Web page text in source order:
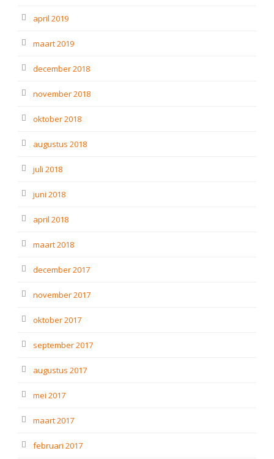
april 2019
maart 2019
december 2018
november 2018
oktober 2018
augustus 2018
juli 2018
juni 2018
april 2018
maart 2018
december 2017
november 2017
oktober 2017
september 2017
augustus 2017
mei 2017
maart 2017
februari 2017